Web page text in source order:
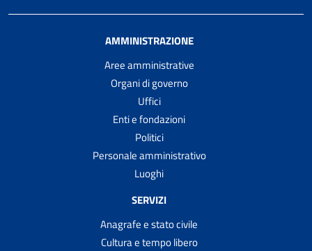
AMMINISTRAZIONE
Aree amministrative
Organi di governo
Uffici
Enti e fondazioni
Politici
Personale amministrativo
Luoghi
SERVIZI
Anagrafe e stato civile
Cultura e tempo libero